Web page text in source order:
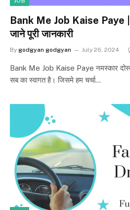
Bank Me Job Kaise Paye |
जाने पूरी जानकारी
By godgyan godgyan July 26, 2024
Bank Me Job Kaise Paye नमस्कार
सब का स्वागत है। जिसमे हम चर्चा…